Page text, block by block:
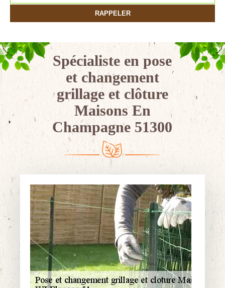
Spécialiste en pose
et changement
grillage et clôture
Maisons En
Champagne 51300